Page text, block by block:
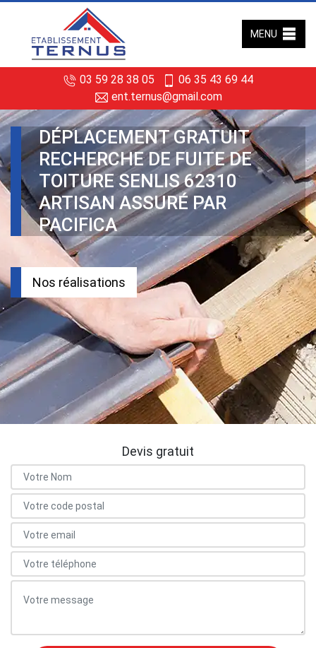
03 59 28 38 05
06 35 43 69 44
ent.ternus@gmail.com
MENU
DÉPLACEMENT GRATUIT
RECHERCHE DE FUITE DE
TOITURE SENLIS 62310
ARTISAN ASSURÉ PAR
PACIFICA
Nos réalisations
Devis gratuit